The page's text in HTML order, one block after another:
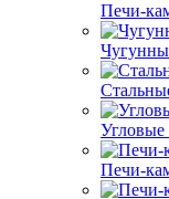
Печи-
Печи-